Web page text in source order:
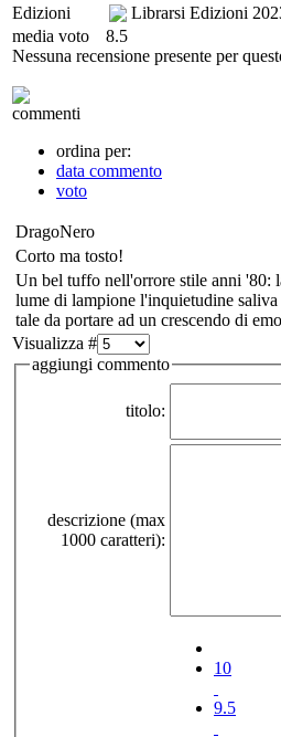
Edizioni
Librarsi Edizioni
media voto
8.5
Nessuna recensione presente per
commenti
ordina per:
data commento
voto
DragoNero
Corto ma tosto!
Un bel tuffo nell'orrore stile anni '80:
lume di lampione l'inquietudine
tale da portare ad un crescendo di
Visualizza #
aggiungi commento
titolo:
descrizione (max
1000 caratteri):
10
9.5